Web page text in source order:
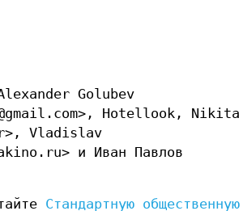
Golubev
Hotellook, Nikita
Vladislav
и Иван Павлов
Стандартную общественную